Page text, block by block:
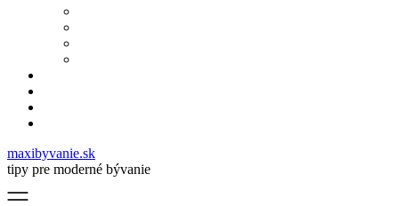
maxibyvanie.sk
tipy pre moderné bývanie